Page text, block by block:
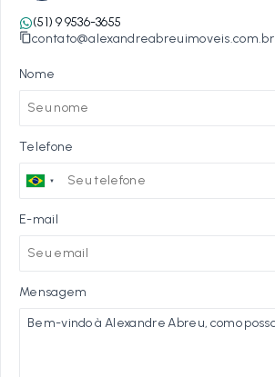
(51) 9 9536-3655
contato@alexandreabreuimoveis.com.br
Nome
Telefone
E-mail
Mensagem